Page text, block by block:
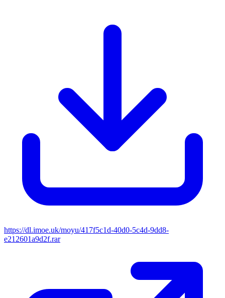
https://dl.imoe.uk/moyu/417f5c1d-40d0-5c4d-9dd8-
e212601a9d2f.rar